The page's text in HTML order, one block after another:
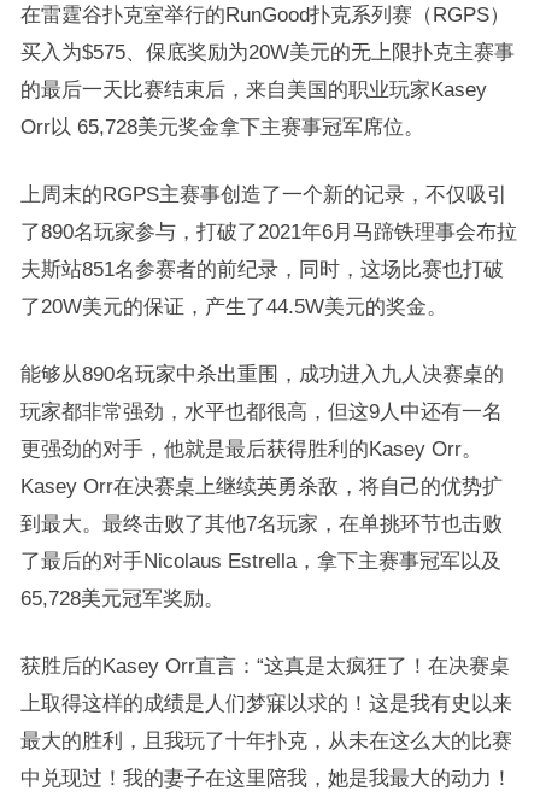
在雷霆谷扑克室举行的RunGood扑克系列赛（RGPS）
买入为$575、保底奖励为20W美元的无上限扑克主赛事
的最后一天比赛结束后，来自美国的职业玩家Kasey
Orr以 65,728美元奖金拿下主赛事冠军席位。
上周末的RGPS主赛事创造了一个新的记录，不仅吸引
了890名玩家参与，打破了2021年6月马蹄铁理事会布拉
夫斯站851名参赛者的前纪录，同时，这场比赛也打破
了20W美元的保证，产生了44.5W美元的奖金。
能够从890名玩家中杀出重围，成功进入九人决赛桌的
玩家都非常强劲，水平也都很高，但这9人中还有一名
更强劲的对手，他就是最后获得胜利的Kasey Orr。
Kasey Orr在决赛桌上继续英勇杀敌，将自己的优势扩
到最大。最终击败了其他7名玩家，在单挑环节也击败
了最后的对手Nicolaus Estrella，拿下主赛事冠军以及
65,728美元冠军奖励。
获胜后的Kasey Orr直言：“这真是太疯狂了！在决赛桌
上取得这样的成绩是人们梦寐以求的！这是我有史以来
最大的胜利，且我玩了十年扑克，从未在这么大的比赛
中兑现过！我的妻子在这里陪我，她是我最大的动力！